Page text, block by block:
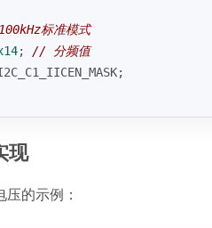
标准模式
; // 分频值
现
的示例：